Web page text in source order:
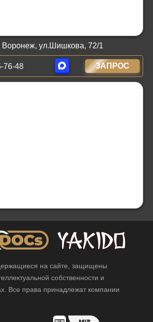
Воронеж, ул.Шишкова, 72/1
76-48 ЗАПРОС
на сайте, защищены
собственности и
Все права принадлежат компании